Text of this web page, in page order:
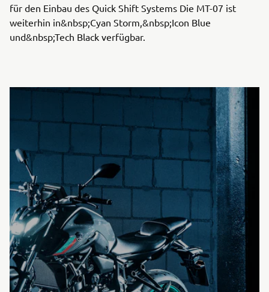
für den Einbau des Quick Shift Systems Die MT-07 ist
weiterhin in&nbsp;Cyan Storm,&nbsp;Icon Blue
und&nbsp;Tech Black verfügbar.